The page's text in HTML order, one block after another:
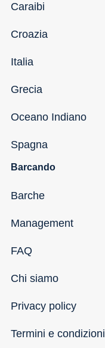
Caraibi
Croazia
Italia
Grecia
Oceano Indiano
Spagna
Barcando
Barche
Management
FAQ
Chi siamo
Privacy policy
Termini e condizioni